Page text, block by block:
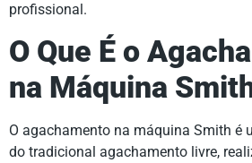
profissional.
O Que É o
na Máquina
O agachamento na máquina Smith é
do tradicional agachamento livre,